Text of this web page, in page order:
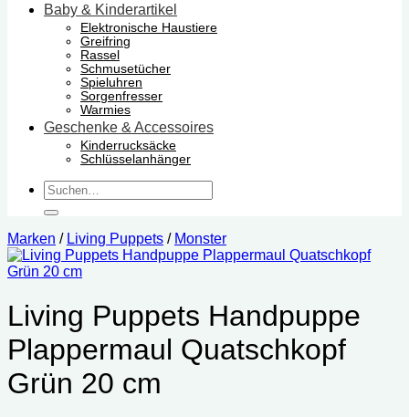
Baby & Kinderartikel
Elektronische Haustiere
Greifring
Rassel
Schmusetücher
Spieluhren
Sorgenfresser
Warmies
Geschenke & Accessoires
Kinderrucksäcke
Schlüsselanhänger
Suchen
nach:
Marken / Living Puppets / Monster
Living Puppets Handpuppe
Plappermaul Quatschkopf
Grün 20 cm